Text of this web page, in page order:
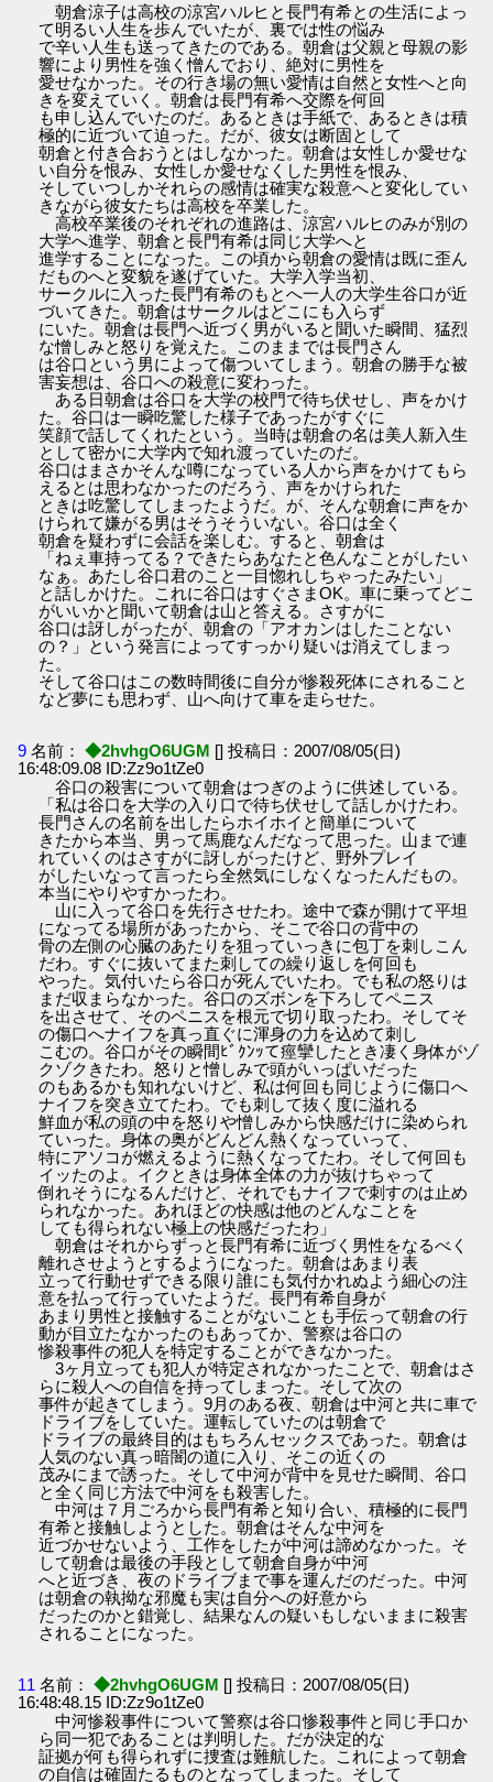
朝倉涼子は高校の涼宮ハルヒと長門有希との生活によっ
て明るい人生を歩んでいたが、裏では性の悩み
で辛い人生も送ってきたのである。朝倉は父親と母親の影
響により男性を強く憎んでおり、絶対に男性を
愛せなかった。その行き場の無い愛情は自然と女性へと向
きを変えていく。朝倉は長門有希へ交際を何回
も申し込んでいたのだ。あるときは手紙で、あるときは積
極的に近づいて迫った。だが、彼女は断固として
朝倉と付き合おうとはしなかった。朝倉は女性しか愛せな
い自分を恨み、女性しか愛せなくした男性を恨み、
そしていつしかそれらの感情は確実な殺意へと変化してい
きながら彼女たちは高校を卒業した。
高校卒業後のそれぞれの進路は、涼宮ハルヒのみが別の
大学へ進学、朝倉と長門有希は同じ大学へと
進学することになった。この頃から朝倉の愛情は既に歪ん
だものへと変貌を遂げていた。大学入学当初、
サークルに入った長門有希のもとへ一人の大学生谷口が近
づいてきた。朝倉はサークルはどこにも入らず
にいた。朝倉は長門へ近づく男がいると聞いた瞬間、猛烈
な憎しみと怒りを覚えた。このままでは長門さん
は谷口という男によって傷ついてしまう。朝倉の勝手な被
害妄想は、谷口への殺意に変わった。
ある日朝倉は谷口を大学の校門で待ち伏せし、声をかけ
た。谷口は一瞬吃驚した様子であったがすぐに
笑顔で話してくれたという。当時は朝倉の名は美人新入生
として密かに大学内で知れ渡っていたのだ。
谷口はまさかそんな噂になっている人から声をかけてもら
えるとは思わなかったのだろう、声をかけられた
ときは吃驚してしまったようだ。が、そんな朝倉に声をか
けられて嫌がる男はそうそういない。谷口は全く
朝倉を疑わずに会話を楽しむ。すると、朝倉は
「ねぇ車持ってる？できたらあなたと色んなことがしたい
なぁ。あたし谷口君のこと一目惚れしちゃったみたい」
と話しかけた。これに谷口はすぐさまOK。車に乗ってどこ
がいいかと聞いて朝倉は山と答える。さすがに
谷口は訝しがったが、朝倉の「アオカンはしたことない
の？」という発言によってすっかり疑いは消えてしまっ
た。
そして谷口はこの数時間後に自分が惨殺死体にされること
など夢にも思わず、山へ向けて車を走らせた。
9 名前： ◆2hvhgO6UGM [] 投稿日：2007/08/05(日)
16:48:09.08 ID:Zz9o1tZe0
谷口の殺害について朝倉はつぎのように供述している。
「私は谷口を大学の入り口で待ち伏せして話しかけたわ。
長門さんの名前を出したらホイホイと簡単について
きたから本当、男って馬鹿なんだなって思った。山まで連
れていくのはさすがに訝しがったけど、野外プレイ
がしたいなって言ったら全然気にしなくなったんだもの。
本当にやりやすかったわ。
山に入って谷口を先行させたわ。途中で森が開けて平坦
になってる場所があったから、そこで谷口の背中の
骨の左側の心臓のあたりを狙っていっきに包丁を刺しこん
だわ。すぐに抜いてまた刺しての繰り返しを何回も
やった。気付いたら谷口が死んでいたわ。でも私の怒りは
まだ収まらなかった。谷口のズボンを下ろしてペニス
を出させて、そのペニスを根元で切り取ったわ。そしてそ
の傷口へナイフを真っ直ぐに渾身の力を込めて刺し
こむの。谷口がその瞬間ﾋﾞｸﾝｯて痙攣したとき凄く身体がゾ
クゾクきたわ。怒りと憎しみで頭がいっぱいだった
のもあるかも知れないけど、私は何回も同じように傷口へ
ナイフを突き立てたわ。でも刺して抜く度に溢れる
鮮血が私の頭の中を怒りや憎しみから快感だけに染められ
ていった。身体の奥がどんどん熱くなっていって、
特にアソコが燃えるように熱くなってたわ。そして何回も
イッたのよ。イクときは身体全体の力が抜けちゃって
倒れそうになるんだけど、それでもナイフで刺すのは止め
られなかった。あれほどの快感は他のどんなことを
しても得られない極上の快感だったわ」
朝倉はそれからずっと長門有希に近づく男性をなるべく
離れさせようとするようになった。朝倉はあまり表
立って行動せずできる限り誰にも気付かれぬよう細心の注
意を払って行っていたようだ。長門有希自身が
あまり男性と接触することがないことも手伝って朝倉の行
動が目立たなかったのもあってか、警察は谷口の
惨殺事件の犯人を特定することができなかった。
3ヶ月立っても犯人が特定されなかったことで、朝倉はさ
らに殺人への自信を持ってしまった。そして次の
事件が起きてしまう。9月のある夜、朝倉は中河と共に車で
ドライブをしていた。運転していたのは朝倉で
ドライブの最終目的はもちろんセックスであった。朝倉は
人気のない真っ暗闇の道に入り、そこの近くの
茂みにまで誘った。そして中河が背中を見せた瞬間、谷口
と全く同じ方法で中河をも殺害した。
中河は７月ごろから長門有希と知り合い、積極的に長門
有希と接触しようとした。朝倉はそんな中河を
近づかせないよう、工作をしたが中河は諦めなかった。そ
して朝倉は最後の手段として朝倉自身が中河
へと近づき、夜のドライブまで事を運んだのだった。中河
は朝倉の執拗な邪魔も実は自分への好意から
だったのかと錯覚し、結果なんの疑いもしないままに殺害
されることになった。
11 名前： ◆2hvhgO6UGM [] 投稿日：2007/08/05(日)
16:48:48.15 ID:Zz9o1tZe0
中河惨殺事件について警察は谷口惨殺事件と同じ手口か
ら同一犯であることは判明した。だが決定的な
証拠が何も得られずに捜査は難航した。これによって朝倉
の自信は確固たるものとなってしまった。そして